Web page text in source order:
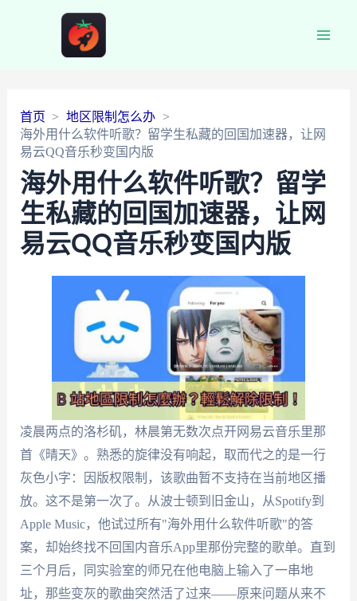
首页
地区限制怎么办
海外用什么软件听歌？留学生私藏的回国加速器，让网
易云QQ音乐秒变国内版
海外用什么软件听歌？留学
生私藏的回国加速器，让网
易云QQ音乐秒变国内版
凌晨两点的洛杉矶，林晨第无数次点开网易云音乐里那
首《晴天》。熟悉的旋律没有响起，取而代之的是一行
灰色小字：因版权限制，该歌曲暂不支持在当前地区播
放。这不是第一次了。从波士顿到旧金山，从Spotify到
Apple Music，他试过所有"海外用什么软件听歌"的答
案，却始终找不回国内音乐App里那份完整的歌单。直到
三个月后，同实验室的师兄在他电脑上输入了一串地
址，那些变灰的歌曲突然活了过来——原来问题从来不